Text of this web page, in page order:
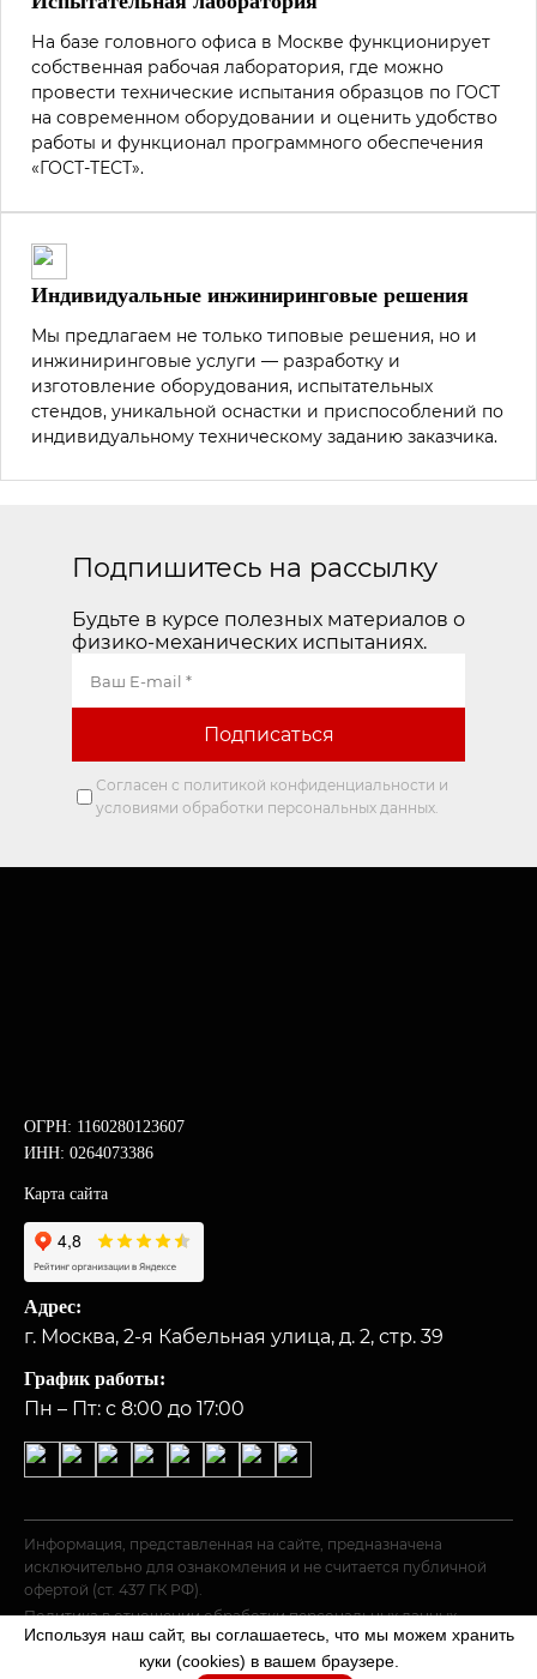
На базе головного офиса в Москве функционирует
собственная рабочая лаборатория, где можно
провести технические испытания образцов по ГОСТ
на современном оборудовании и оценить удобство
работы и функционал программного обеспечения
«ГОСТ-ТЕСТ».
Индивидуальные инжиниринговые решения
Мы предлагаем не только типовые решения, но и
инжиниринговые услуги — разработку и
изготовление оборудования, испытательных
стендов, уникальной оснастки и приспособлений по
индивидуальному техническому заданию заказчика.
Подпишитесь на рассылку
Будьте в курсе полезных материалов о
физико-механических испытаниях.
Согласен с политикой конфиденциальности и
условиями обработки персональных данных.
ОГРН: 1160280123607
ИНН: 0264073386
Карта сайта
Адрес:
г. Москва, 2-я Кабельная улица, д. 2, стр. 39
График работы:
Пн – Пт: с 8:00 до 17:00
© 2026 «ГОСТ».
Информация, представленная на сайте, предназначена
исключительно для ознакомления и не считается публичной
офертой (ст. 437 ГК РФ).
Политика в отношении обработки персональных данных
Используя наш сайт, вы соглашаетесь, что мы можем хранить
куки (cookies) в вашем браузере.